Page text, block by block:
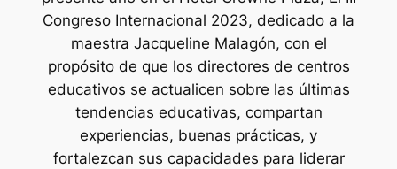
Congreso Internacional 2023, dedicado a la
maestra Jacqueline Malagón, con el
propósito de que los directores de centros
educativos se actualicen sobre las últimas
tendencias educativas, compartan
experiencias, buenas prácticas, y
fortalezcan sus capacidades para liderar